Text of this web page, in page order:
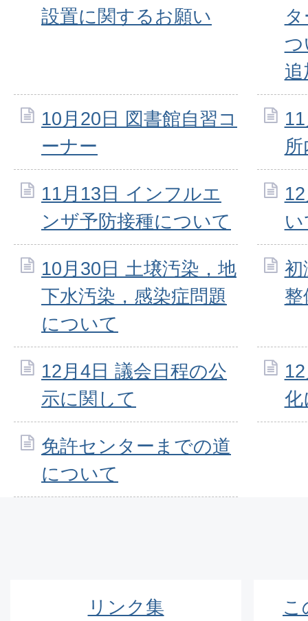
設置に関するお願い
追
10月20日 図書館自習コ
ーナー
11月13日 インフルエ
ンザ予防接種について
10月30日 土壌汚染，地
下水汚染，感染症問題
について
初
12月4日 議会日程の公
示に関して
化
免許センターまでの道
について
リンク集 こ